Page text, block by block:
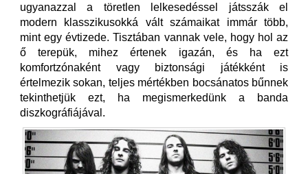
ugyanazzal a töretlen lelkesedéssel játsszák el
modern klasszikusokká vált számaikat immár több,
mint egy évtizede. Tisztában vannak vele, hogy hol az
ő terepük, mihez értenek igazán, és ha ezt
komfortzónaként vagy biztonsági játékként is
értelmezik sokan, teljes mértékben bocsánatos bűnnek
tekinthetjük ezt, ha megismerkedünk a banda
diszkográfiájával.